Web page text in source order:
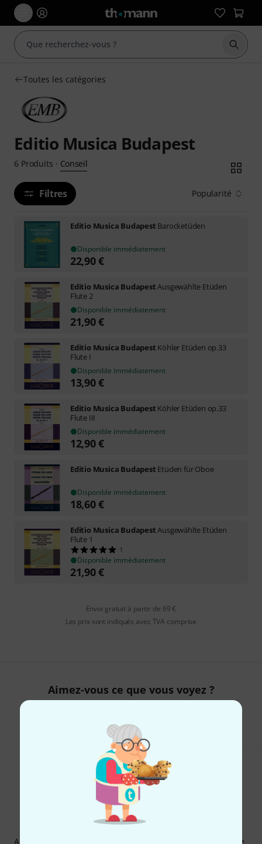
Toutes les catégories
Editio Musica Budapest
6 Produits · Conseil
Filtres Popularité
Editio Musica Budapest Barocketüden
Disponible immédiatement
22,90€
Editio Musica BudapestAusgewählte Etüden
Flute 2
Disponible immédiatement
21,90€
Editio Musica Budapest Köhler Etüden op.33
Flute I
Disponible immédiatement
13,90€
Editio Musica Budapest Köhler Etüden op.33
Flute III
Disponible immédiatement
12,90€
Editio Musica Budapest Etüden für Oboe
Disponible immédiatement
18,60€
Editio Musica BudapestAusgewählte Etüden
Flute 1
1
Disponible immédiatement
21,90€
Envoi gratuit à partir de 69 €
Les prix sont indiqués avec TVA comprise
Aimez-vous ce que vous voyez ?
Newsletters Thomann
Abonnez-vous à la newsletter Thomann et, avec un peu de